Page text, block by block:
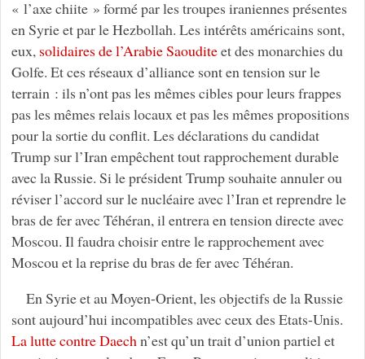
« l’axe chiite » formé par les troupes iraniennes présentes
en Syrie et par le Hezbollah. Les intérêts américains sont,
eux, solidaires de l’Arabie Saouditeet des monarchies du
Golfe. Et ces réseaux d’alliance sont en tension sur le
terrain : ils n’ont pas les mêmes cibles pour leurs frappes
pas les mêmes relais locaux et pas les mêmes propositions
pour la sortie du conflit. Les déclarations du candidat
Trump sur l’Iran empêchent tout rapprochement durable
avec la Russie. Si le président Trump souhaite annuler ou
réviser l’accord sur le nucléaire avec l’Iran et reprendre le
bras de fer avec Téhéran, il entrera en tension directe avec
Moscou. Il faudra choisir entre le rapprochement avec
Moscou et la reprise du bras de fer avec Téhéran.
En Syrie et au Moyen-Orient, les objectifs de la Russie
sont aujourd’hui incompatibles avec ceux des Etats-Unis.
La lutte contre Daechn’est qu’un trait d’union partiel et